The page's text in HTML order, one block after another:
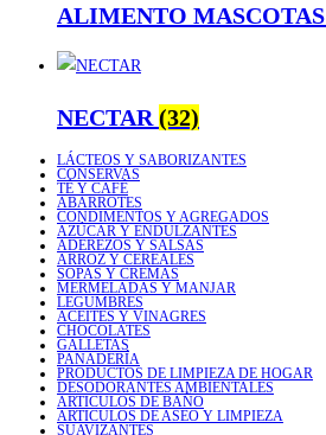
ALIMENTO MASCOTAS
NECTAR (32)
LÁCTEOS Y SABORIZANTES
CONSERVAS
TÉ Y CAFÉ
ABARROTES
CONDIMENTOS Y AGREGADOS
AZÚCAR Y ENDULZANTES
ADEREZOS Y SALSAS
ARROZ Y CEREALES
SOPAS Y CREMAS
MERMELADAS Y MANJAR
LEGUMBRES
ACEITES Y VINAGRES
CHOCOLATES
GALLETAS
PANADERÍA
PRODUCTOS DE LIMPIEZA DE HOGAR
DESODORANTES AMBIENTALES
ARTICULOS DE BAÑO
ARTICULOS DE ASEO Y LIMPIEZA
SUAVIZANTES